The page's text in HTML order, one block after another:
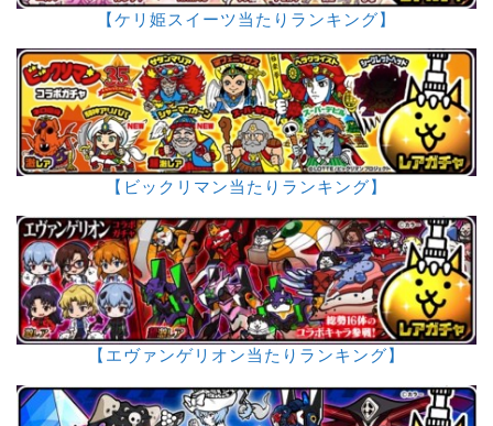
【ケリ姫スイーツ当たりランキング】
【ビックリマン当たりランキング】
【エヴァンゲリオン当たりランキング】